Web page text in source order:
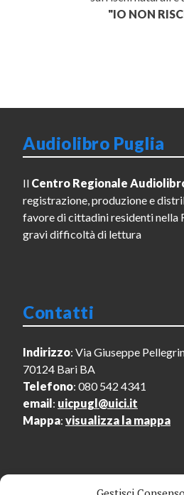
"IO NON
Audiolibro Puglia
Il Centro Regionale
registrazione, produzione e
favore di cittadini residenti nella
gravi difficoltà di lettura
Contatti
Indirizzo: Via Giuseppe
70124 Bari BA
Telefono: 080 542 4341
email: uicpugl@uici.it
Mappa: visualizza la mappa